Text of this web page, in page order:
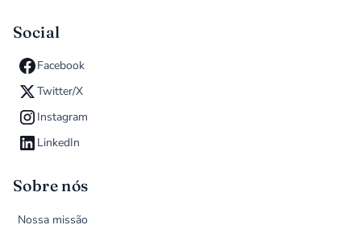
Social
Facebook
Twitter/X
Instagram
LinkedIn
Sobre nós
Nossa missão